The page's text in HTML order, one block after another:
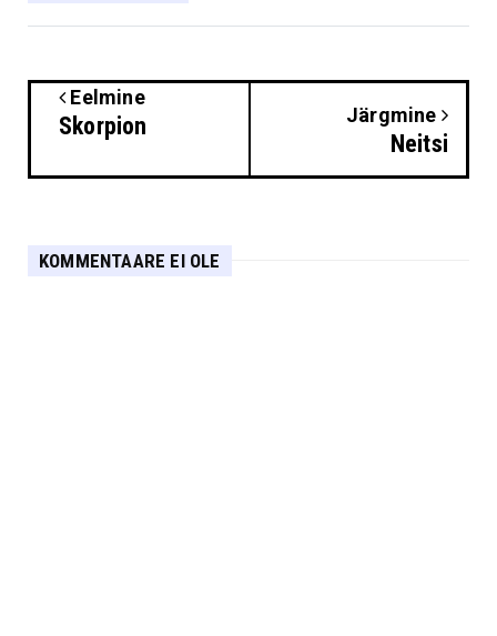
Eelmine
Skorpion Järgmine
Neitsi
KOMMENTAARE EI OLE